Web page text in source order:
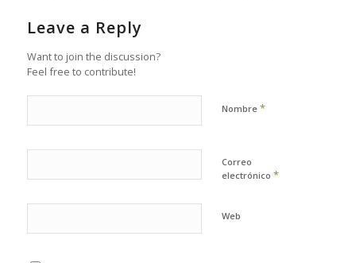
Leave a Reply
Want to join the discussion?
Feel free to contribute!
Nombre *
Correo
electrónico *
Web